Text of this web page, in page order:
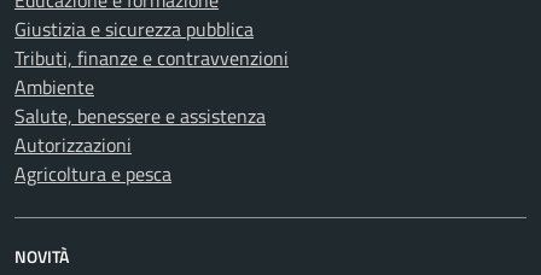
Giustizia e sicurezza pubblica
Tributi, finanze e contravvenzioni
Ambiente
Salute, benessere e assistenza
Autorizzazioni
Agricoltura e pesca
NOVITÀ